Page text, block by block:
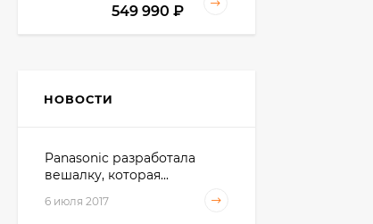
549 990 ₽
Смартфон Apple
НОВОСТИ
Panasonic разработала
вешалку, которая...
6 июля 2017